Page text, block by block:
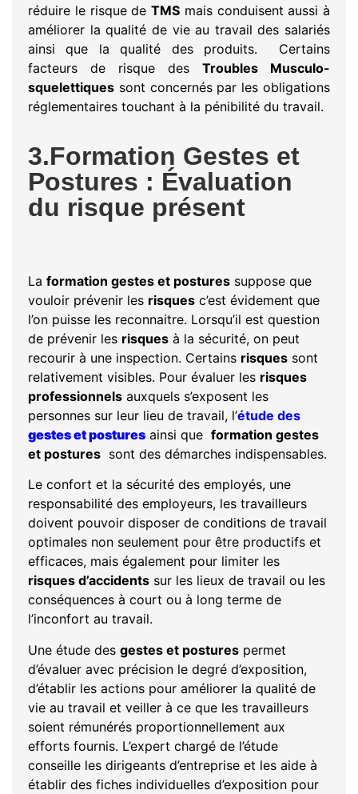
réduire le risque de TMS mais conduisent aussi à
améliorer la qualité de vie au travail des salariés
ainsi que la qualité des produits. Certains
facteurs de risque des Troubles Musculo-
squelettiques sont concernés par les obligations
réglementaires touchant à la pénibilité du travail.
3.Formation Gestes et
Postures : Évaluation
du risque présent
La formation gestes et postures suppose que
vouloir prévenir les risques c’est évidement que
l’on puisse les reconnaitre. Lorsqu’il est question
de prévenir les risques à la sécurité, on peut
recourir à une inspection. Certains risques sont
relativement visibles. Pour évaluer les risques
professionnels auxquels s’exposent les
personnes sur leur lieu de travail, l’étude des
gestes et postures ainsi que formation gestes
et postures sont des démarches indispensables.
Le confort et la sécurité des employés, une
responsabilité des employeurs, les travailleurs
doivent pouvoir disposer de conditions de travail
optimales non seulement pour être productifs et
efficaces, mais également pour limiter les
risques d’accidents sur les lieux de travail ou les
conséquences à court ou à long terme de
l’inconfort au travail.
Une étude des gestes et postures permet
d’évaluer avec précision le degré d’exposition,
d’établir les actions pour améliorer la qualité de
vie au travail et veiller à ce que les travailleurs
soient rémunérés proportionnellement aux
efforts fournis. L’expert chargé de l’étude
conseille les dirigeants d’entreprise et les aide à
établir des fiches individuelles d’exposition pour